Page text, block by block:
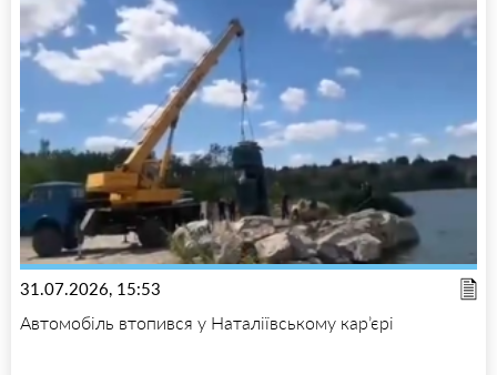
31.07.2026, 15:53
Автомобіль втопився у Наталіївському кар’єрі